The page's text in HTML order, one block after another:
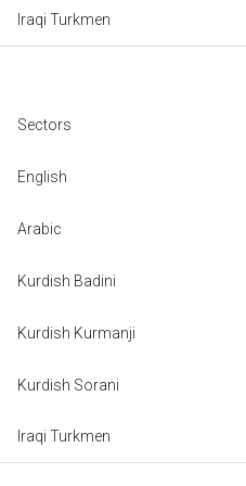
Iraqi Turkmen
Sectors
English
Arabic
Kurdish Badini
Kurdish Kurmanji
Kurdish Sorani
Iraqi Turkmen